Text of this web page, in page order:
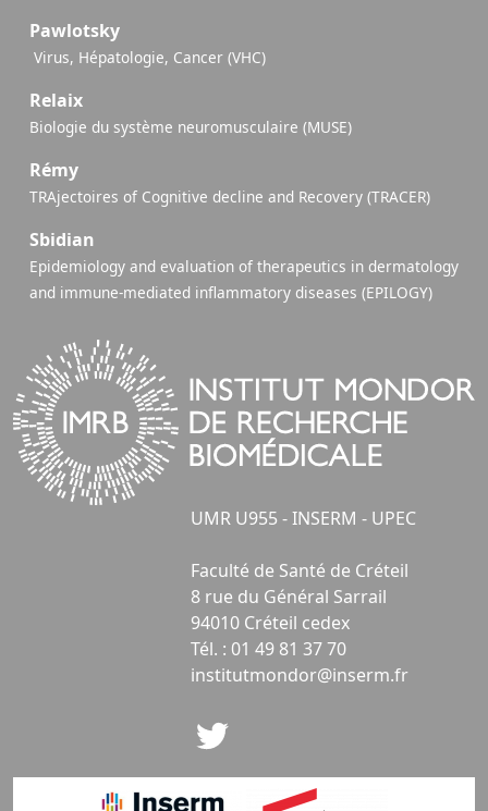
Pawlotsky
​ Virus, Hépatologie, Cancer (VHC)
Relaix
Biologie du système neuromusculaire (MUSE)
Rémy
TRAjectoires of Cognitive decline and Recovery (TRACER)
Sbidian
Epidemiology and evaluation of therapeutics in dermatology
and immune-mediated inflammatory diseases (EPILOGY)
UMR U955 - INSERM - UPEC
Faculté de Santé de Créteil
8 rue du Général Sarrail
94010 Créteil cedex
Tél. : 01 49 81 37 70
institutmondor@inserm.fr